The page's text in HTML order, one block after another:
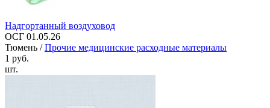
Надгортанный воздуховод
ОСГ 01.05.26
Тюмень /Прочие медицинские расходные материалы
1 руб.
шт.